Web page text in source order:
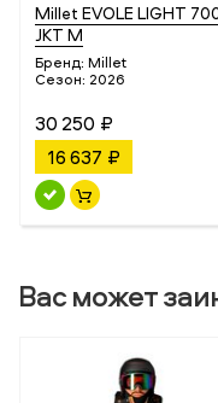
Millet EVOLE LIGHT
JKT M
Бренд: Millet
Сезон: 2026
30 250 ₽
16 637 ₽
Вас может